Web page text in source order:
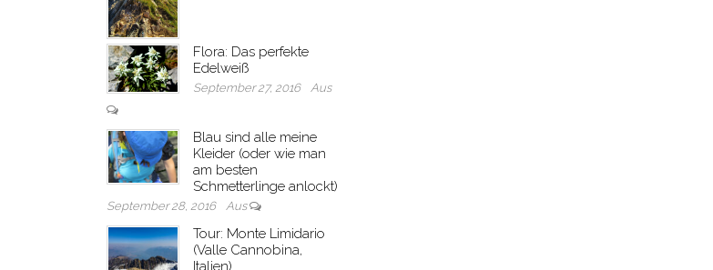
Flora: Das perfekte
Edelweiß
September 27, 2016 Aus
Blau sind alle meine
Kleider (oder wie man
am besten
Schmetterlinge anlockt)
September 28, 2016 Aus
Tour: Monte Limidario
(Valle Cannobina,
Italien)